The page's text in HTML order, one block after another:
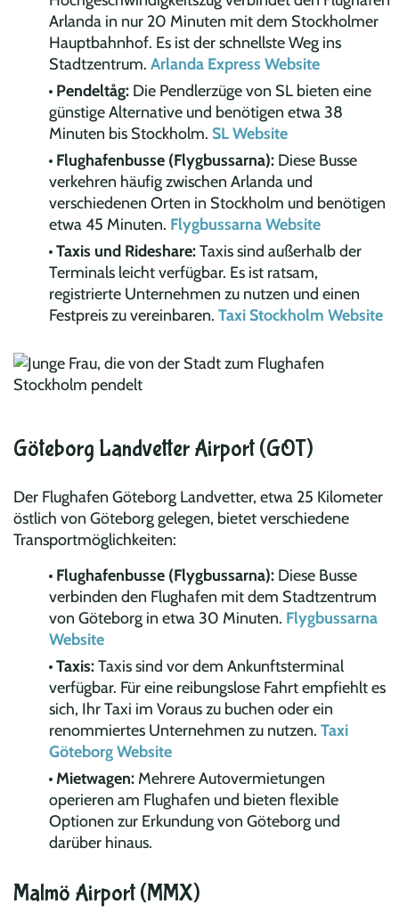
Arlanda in nur 20 Minuten mit dem Stockholmer
Hauptbahnhof. Es ist der schnellste Weg ins
Stadtzentrum. Arlanda Express Website
Pendeltåg: Die Pendlerzüge von SL bieten eine
günstige Alternative und benötigen etwa 38
Minuten bis Stockholm. SL Website
Flughafenbusse (Flygbussarna): Diese Busse
verkehren häufig zwischen Arlanda und
verschiedenen Orten in Stockholm und benötigen
etwa 45 Minuten. Flygbussarna Website
Taxis und Rideshare:Taxis sind außerhalb der
Terminals leicht verfügbar. Es ist ratsam,
registrierte Unternehmen zu nutzen und einen
Festpreis zu vereinbaren. Taxi Stockholm Website
Göteborg Landvetter Airport (GOT)
Der Flughafen Göteborg Landvetter, etwa 25 Kilometer
östlich von Göteborg gelegen, bietet verschiedene
Transportmöglichkeiten:
Flughafenbusse (Flygbussarna): Diese Busse
verbinden den Flughafen mit dem Stadtzentrum
von Göteborg in etwa 30 Minuten. Flygbussarna
Website
Taxis:Taxis sind vor dem Ankunftsterminal
verfügbar. Für eine reibungslose Fahrt empfiehlt es
sich, Ihr Taxi im Voraus zu buchen oder ein
renommiertes Unternehmen zu nutzen. Taxi
Göteborg Website
Mietwagen: Mehrere Autovermietungen
operieren am Flughafen und bieten flexible
Optionen zur Erkundung von Göteborg und
darüber hinaus.
Malmö Airport (MMX)